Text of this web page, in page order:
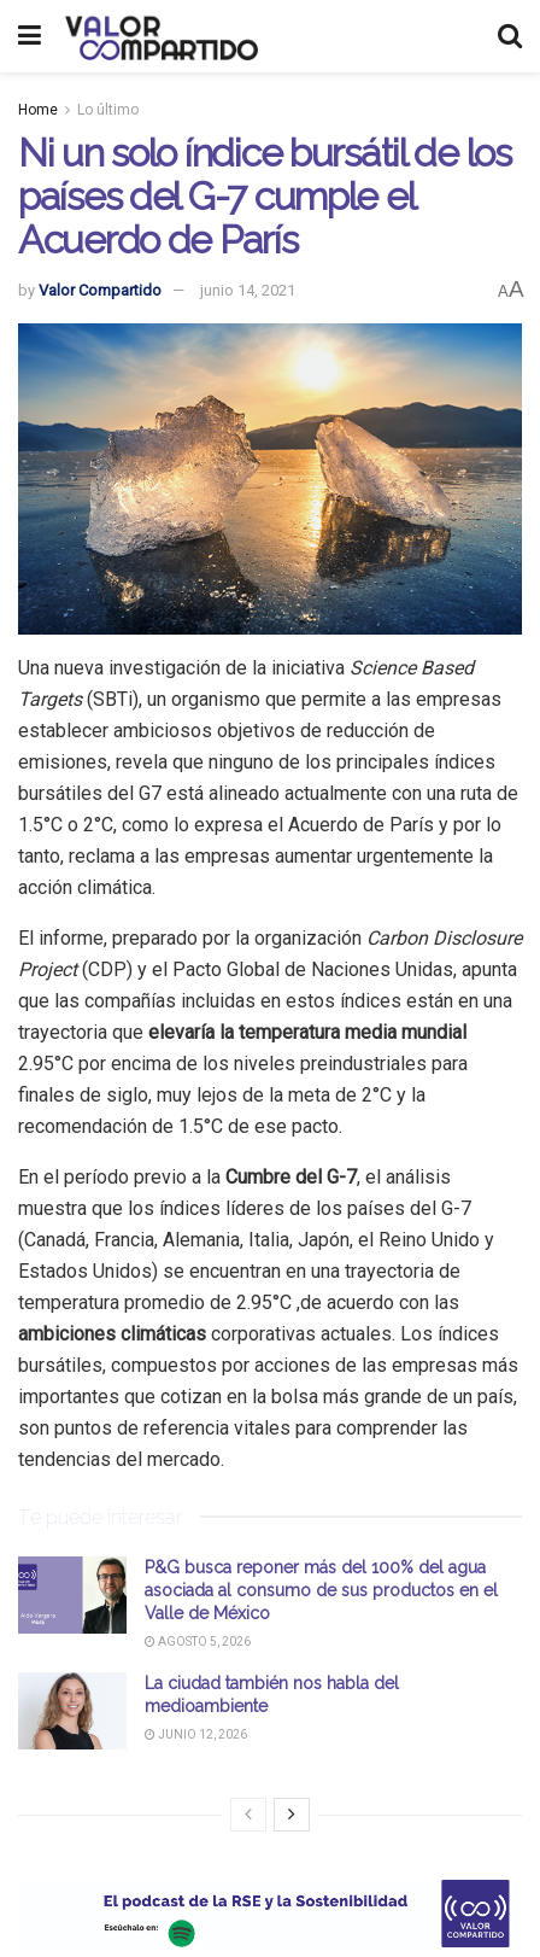
Home Lo último
Ni un solo índice bursátil de los
países del G-7 cumple el
Acuerdo de París
by Valor Compartido junio 14, 2021 AA
Una nueva investigación de la iniciativa Science Based
Targets(SBTi), un organismo que permite a las empresas
establecer ambiciosos objetivos de reducción de
emisiones, revela que ninguno de los principales índices
bursátiles del G7 está alineado actualmente con una ruta de
1.5°C o 2°C, como lo expresa el Acuerdo de París y por lo
tanto, reclama a las empresas aumentar urgentemente la
acción climática.
El informe, preparado por la organización Carbon Disclosure
Project(CDP) y el Pacto Global de Naciones Unidas, apunta
que las compañías incluidas en estos índices están en una
trayectoria que elevaría la temperatura media mundial
2.95°C por encima de los niveles preindustriales para
finales de siglo, muy lejos de la meta de 2°C y la
recomendación de 1.5°C de ese pacto.
En el período previo a la Cumbre del G-7, el análisis
muestra que los índices líderes de los países del G-7
(Canadá, Francia, Alemania, Italia, Japón, el Reino Unido y
Estados Unidos) se encuentran en una trayectoria de
temperatura promedio de 2.95°C ,de acuerdo con las
ambiciones climáticas corporativas actuales. Los índices
bursátiles, compuestos por acciones de las empresas más
importantes que cotizan en la bolsa más grande de un país,
son puntos de referencia vitales para comprender las
tendencias del mercado.
Te puede interesar
P&G busca reponer más del 100% del agua
asociada al consumo de sus productos en el
Valle de México
AGOSTO 5, 2026
La ciudad también nos habla del
medioambiente
JUNIO 12, 2026